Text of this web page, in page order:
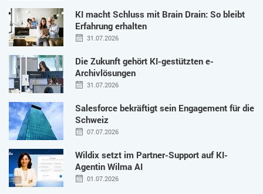
KI macht Schluss mit Brain Drain: So bleibt
Erfahrung erhalten
31.07.2026
Die Zukunft gehört KI-gestützten e-
Archivlösungen
31.07.2026
Salesforce bekräftigt sein Engagement für die
Schweiz
07.07.2026
Wildix setzt im Partner-Support auf KI-
Agentin Wilma AI
01.07.2026